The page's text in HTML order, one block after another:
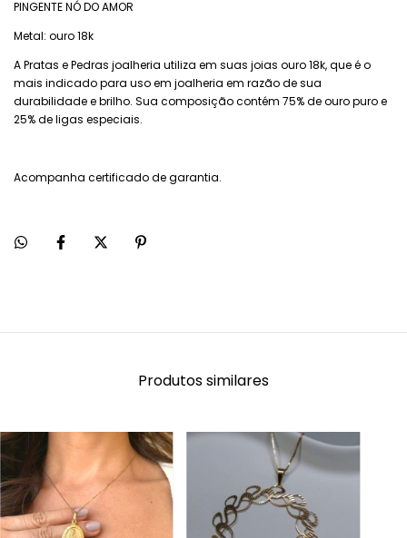
PINGENTE NÓ DO AMOR
Metal: ouro 18k
A Pratas e Pedras joalheria utiliza em suas joias ouro 18k, que é o
mais indicado para uso em joalheria em razão de sua
durabilidade e brilho. Sua composição contém 75% de ouro puro e
25% de ligas especiais.
Acompanha certificado de garantia.
Produtos similares